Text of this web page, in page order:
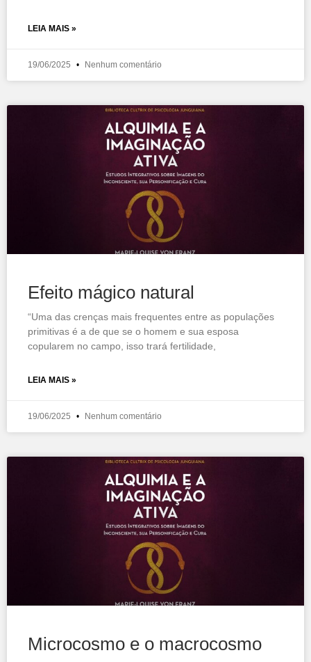
LEIA MAIS »
19/06/2025 Nenhum comentário
Efeito mágico natural
“Uma das crenças mais frequentes entre as populações
primitivas é a de que se o homem e sua esposa
copularem no campo, isso trará fertilidade,
LEIA MAIS »
19/06/2025 Nenhum comentário
Microcosmo e o macrocosmo